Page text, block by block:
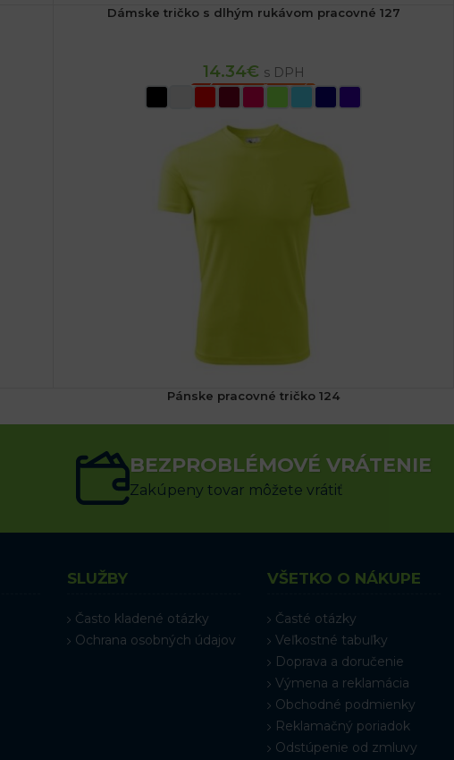
Dámske tričko s dlhým rukávom pracovné 127
14.34€ s DPH
VÝBER MOŽNOSTÍ
Pánske pracovné tričko 124
8.29 € s DPH
VÝBER MOŽNOSTÍ
BEZPROBLÉMOVÉ VRÁTENIE
Zakúpeny tovar môžete vrátiť
SLUŽBY
Často kladené otázky
Ochrana osobných údajov
VŠETKO O NÁKUPE
Časté otázky
Veľkostné tabuľky
Doprava a doručenie
Výmena a reklamácia
Obchodné podmienky
Reklamačný poriadok
Odstúpenie od zmluvy